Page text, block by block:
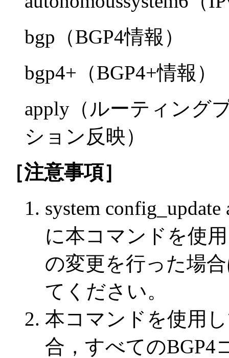
bgp（BGP4情報）
bgp4+（BGP4+情報）
apply（ルーティング
ション反映）
［注意事項］
system
に本コマンドを使
の変更を行った場
てください。
本コマンドを使用
合，すべてのBGP4